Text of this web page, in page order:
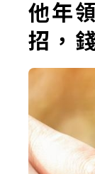
他年
招，